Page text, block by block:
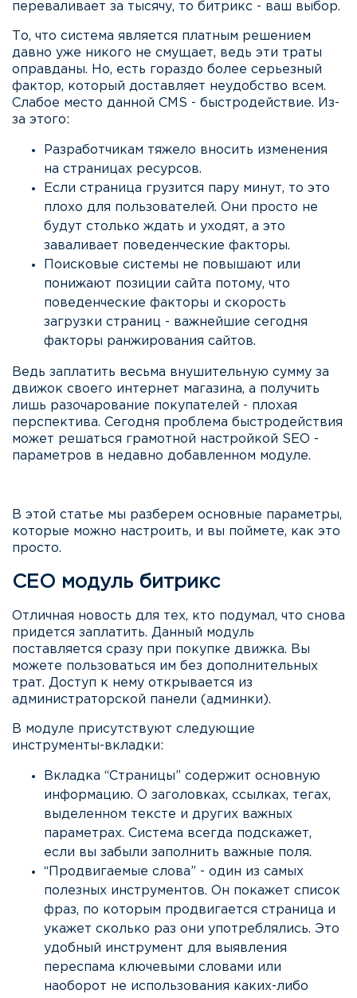
переваливает за тысячу, то битрикс - ваш выбор.
То, что система является платным решением
давно уже никого не смущает, ведь эти траты
оправданы. Но, есть гораздо более серьезный
фактор, который доставляет неудобство всем.
Слабое место данной CMS - быстродействие. Из-
за этого:
Разработчикам тяжело вносить изменения
на страницах ресурсов.
Если страница грузится пару минут, то это
плохо для пользователей. Они просто не
будут столько ждать и уходят, а это
заваливает поведенческие факторы.
Поисковые системы не повышают или
понижают позиции сайта потому, что
поведенческие факторы и скорость
загрузки страниц - важнейшие сегодня
факторы ранжирования сайтов.
Ведь заплатить весьма внушительную сумму за
движок своего интернет магазина, а получить
лишь разочарование покупателей - плохая
перспектива. Сегодня проблема быстродействия
может решаться грамотной настройкой SEO -
параметров в недавно добавленном модуле.
В этой статье мы разберем основные параметры,
которые можно настроить, и вы поймете, как это
просто.
СЕО модуль битрикс
Отличная новость для тех, кто подумал, что снова
придется заплатить. Данный модуль
поставляется сразу при покупке движка. Вы
можете пользоваться им без дополнительных
трат. Доступ к нему открывается из
администраторской панели (админки).
В модуле присутствуют следующие
инструменты-вкладки:
Вкладка “Страницы” содержит основную
информацию. О заголовках, ссылках, тегах,
выделенном тексте и других важных
параметрах. Система всегда подскажет,
если вы забыли заполнить важные поля.
“Продвигаемые слова” - один из самых
полезных инструментов. Он покажет список
фраз, по которым продвигается страница и
укажет сколько раз они употреблялись. Это
удобный инструмент для выявления
переспама ключевыми словами или
наоборот не использования каких-либо